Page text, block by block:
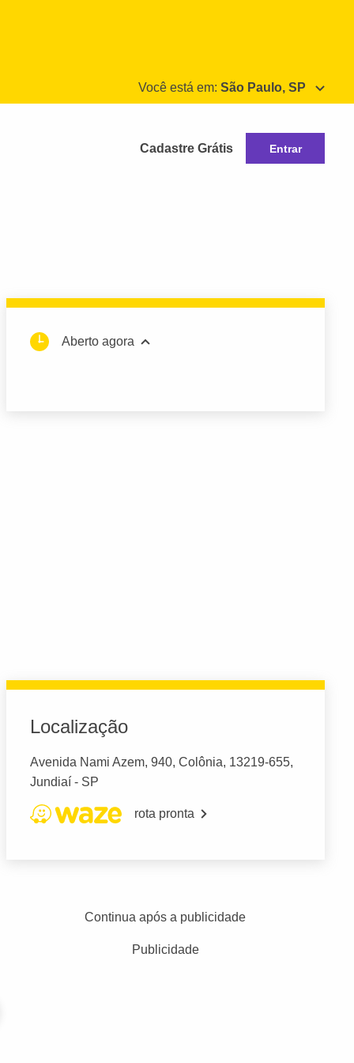
Você está em: São Paulo, SP
Cadastre Grátis Entrar
Aberto agora
Localização
Avenida Nami Azem, 940, Colônia, 13219-655,
Jundiaí - SP
rota pronta
Continua após a publicidade
Publicidade